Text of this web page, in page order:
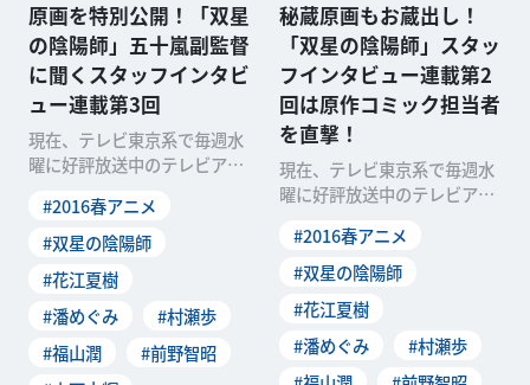
原画を特別公開！「双星
の陰陽師」五十嵐副監督
に聞くスタッフインタビ
ュー連載第3回
現在、テレビ東京系で毎週水
曜に好評放送中のテレビアニ
スタッフにスポットを挙
#2016春アニメ
#双星の陰陽師
#花江夏樹
#潘めぐみ
#村瀬歩
#福山潤
#前野智昭
秘蔵原画もお蔵出し！
「双星の陰陽師」スタッ
フインタビュー連載第2
回は原作コミック担当者
を直撃！
現在、テレビ東京系で毎週水
曜に好評放送中のテレビアニ
スタッフにスポットを挙
#2016春アニメ
#双星の陰陽師
#花江夏樹
#潘めぐみ
#村瀬歩